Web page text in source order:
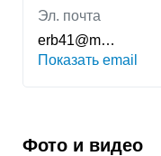
Эл. почта
erb41@m…
Показать email
Фото и видео